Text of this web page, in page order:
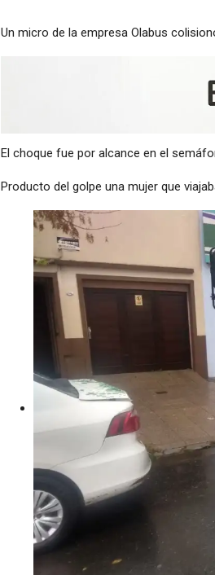
Un micro de la empresa Olabus
El choque fue por alcance en el
Producto del golpe una mujer que